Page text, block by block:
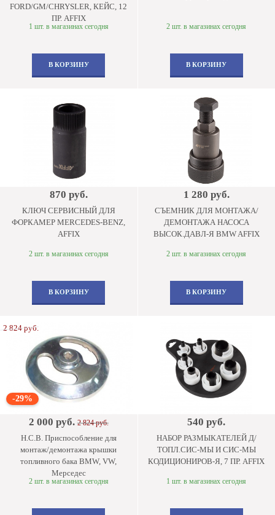
FORD/GM/CHRYSLER, КЕЙС, 12
ПР. AFFIX
1 шт. в магазинах сегодня
В КОРЗИНУ
2 шт. в магазинах сегодня
В КОРЗИНУ
870 руб.
КЛЮЧ СЕРВИСНЫЙ ДЛЯ
ФОРКАМЕР MERCEDES-BENZ,
AFFIX
2 шт. в магазинах сегодня
В КОРЗИНУ
1 280 руб.
СЪЕМНИК ДЛЯ МОНТАЖА/
ДЕМОНТАЖА НАСОСА
ВЫСОК.ДАВЛ-Я BMW AFFIX
2 шт. в магазинах сегодня
В КОРЗИНУ
2 824 руб.
-29%
2 000 руб.2 824 руб.
Н.С.В. Приспособление для
монтаж/демонтажа крышки
топливного бака BMW, VW,
Мерседес
2 шт. в магазинах сегодня
540 руб.
НАБОР РАЗМЫКАТЕЛЕЙ Д/
ТОПЛ.СИС-МЫ И СИС-МЫ
КОДИЦИОНИРОВ-Я, 7 ПР. AFFIX
1 шт. в магазинах сегодня